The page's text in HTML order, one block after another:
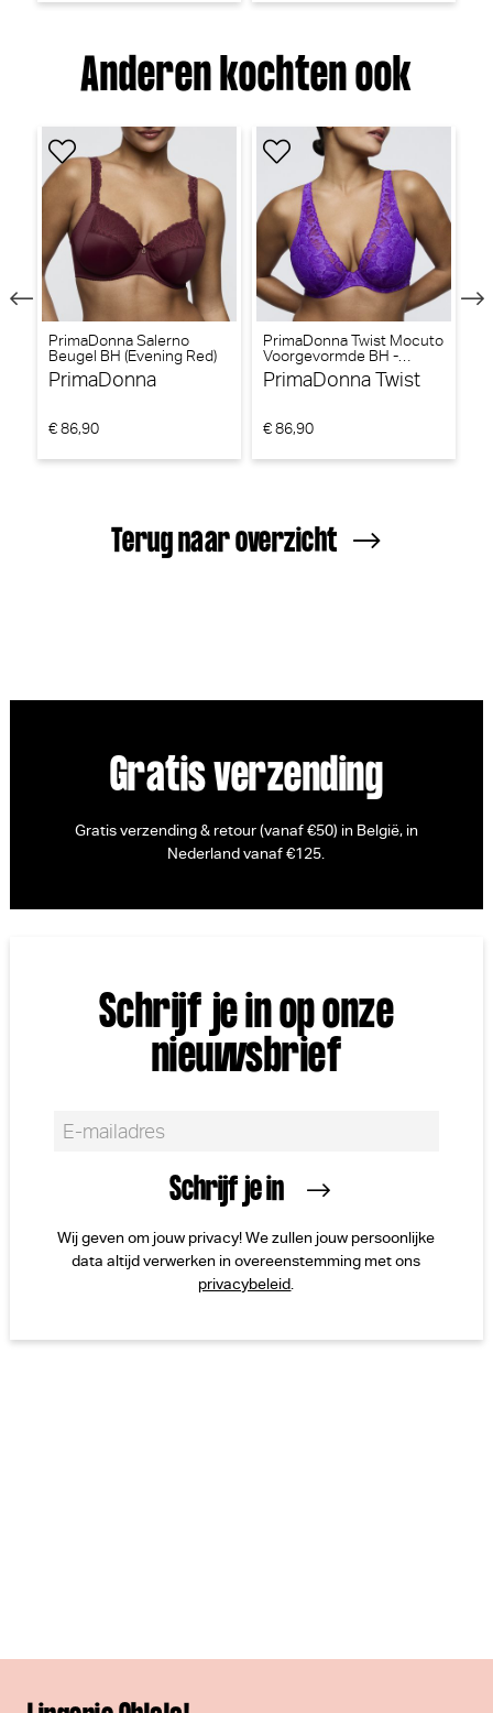
Anderen kochten ook
PrimaDonna Salerno
Beugel BH (Evening Red)
PrimaDonna
€ 86,90
PrimaDonna Twist Mocuto
Voorgevormde BH -
Triangel BH (Italian Acai)
PrimaDonna Twist
€ 86,90
Terug naar overzicht
Gratis verzending
Gratis verzending & retour (vanaf €50) in België, in
Nederland vanaf €125.
Schrijf je in op onze
nieuwsbrief
Wij geven om jouw privacy! We zullen jouw persoonlijke
data altijd verwerken in overeenstemming met ons
privacybeleid